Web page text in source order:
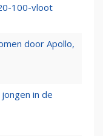
100-vloot
door Apollo,
in de